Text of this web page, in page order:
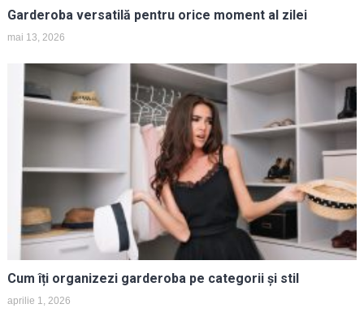
Garderoba versatilă pentru orice moment al zilei
mai 13, 2026
Cum îți organizezi garderoba pe categorii și stil
aprilie 1, 2026